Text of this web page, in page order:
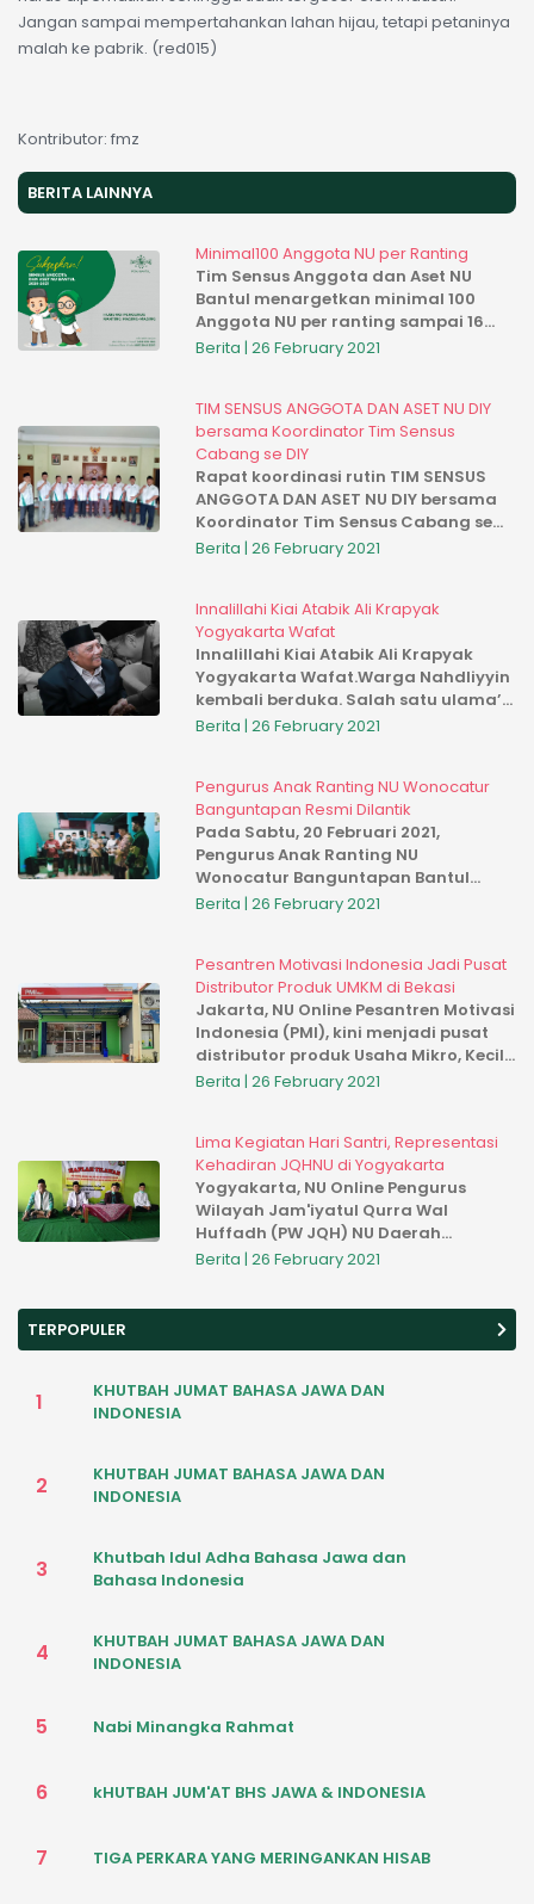
Jangan sampai mempertahankan lahan hijau, tetapi petaninya
malah ke pabrik. (red015)
Kontributor: fmz
BERITA LAINNYA
Minimal100 Anggota NU per Ranting
Tim Sensus Anggota dan Aset NU
Bantul menargetkan minimal 100
Anggota NU per ranting sampai 16
Rajab 1442 H ini
Berita | 26 February 2021
TIM SENSUS ANGGOTA DAN ASET NU DIY
bersama Koordinator Tim Sensus
Cabang se DIY
Rapat koordinasi rutin TIM SENSUS
ANGGOTA DAN ASET NU DIY bersama
Koordinator Tim Sensus Cabang se
DIY di kantor PWNU DIY untuk melihat
Berita | 26 February 2021
Innalillahi Kiai Atabik Ali Krapyak
Yogyakarta Wafat
Innalillahi Kiai Atabik Ali Krapyak
Yogyakarta Wafat.Warga Nahdliyyin
kembali berduka. Salah satu ulama’
kharismatik dan pengasuh Pondok
Berita | 26 February 2021
Pengurus Anak Ranting NU Wonocatur
Banguntapan Resmi Dilantik
Pada Sabtu, 20 Februari 2021,
Pengurus Anak Ranting NU
Wonocatur Banguntapan Bantul
resmi dilantik. Pelantikan dipimpin
Muhammad Jamil. M. A...
Berita | 26 February 2021
Pesantren Motivasi Indonesia Jadi Pusat
Distributor Produk UMKM di Bekasi
Jakarta, NU Online Pesantren Motivasi
Indonesia (PMI), kini menjadi pusat
distributor produk Usaha Mikro, Kecil,
Menengah di Kabupaten Bekasi. Hal
Berita | 26 February 2021
Lima Kegiatan Hari Santri, Representasi
Kehadiran JQHNU di Yogyakarta
Yogyakarta, NU Online Pengurus
Wilayah Jam'iyatul Qurra Wal
Huffadh (PW JQH) NU Daerah
Istimewa Yogyakarta beserta seluruh
Berita | 26 February 2021
TERPOPULER
1
KHUTBAH JUMAT BAHASA JAWA DAN
INDONESIA
2
KHUTBAH JUMAT BAHASA JAWA DAN
INDONESIA
3
Khutbah Idul Adha Bahasa Jawa dan
Bahasa Indonesia
4
KHUTBAH JUMAT BAHASA JAWA DAN
INDONESIA
5 Nabi Minangka Rahmat
6 kHUTBAH JUM'AT BHS JAWA & INDONESIA
7 TIGA PERKARA YANG MERINGANKAN HISAB